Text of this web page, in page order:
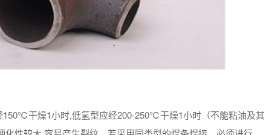
干燥1小时,低氢型应经200-250℃干燥1小时（不能粘油及其